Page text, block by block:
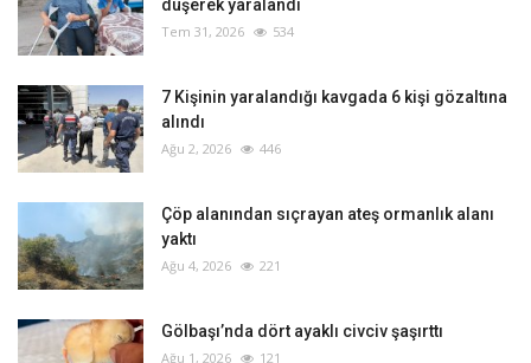
düşerek yaralandı
Tem 31, 2026 534
‎7 Kişinin yaralandığı kavgada 6 kişi gözaltına
alındı
Ağu 2, 2026 446
Çöp alanından sıçrayan ateş ormanlık alanı
yaktı
Ağu 4, 2026 221
Gölbaşı’nda dört ayaklı civciv şaşırttı
Ağu 1, 2026 121